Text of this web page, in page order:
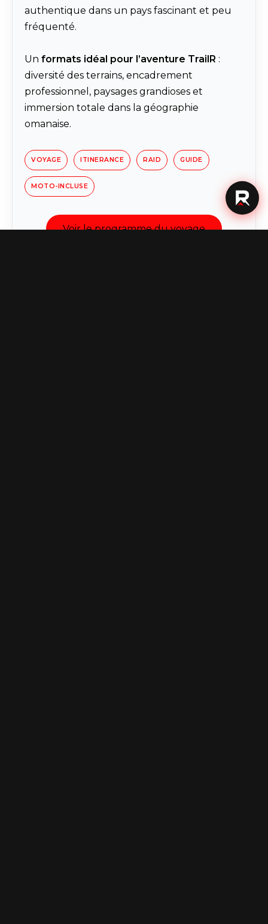
authentique dans un pays fascinant et peu
fréquenté.
Un formats idéal pour l’aventure TrailR :
diversité des terrains, encadrement
professionnel, paysages grandioses et
immersion totale dans la géographie
omanaise.
VOYAGE ITINERANCE RAID GUIDE
MOTO-INCLUSE
Voir le programme du voyage